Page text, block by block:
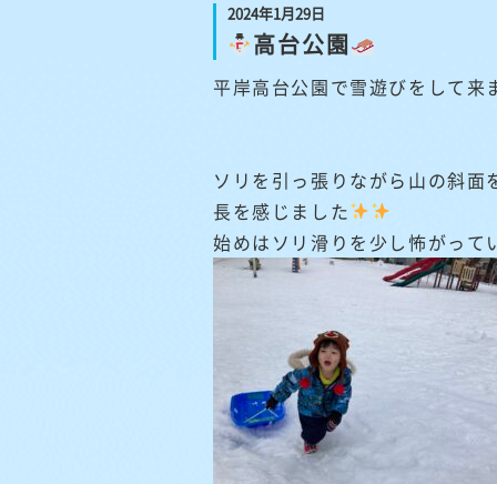
2024年1月29日
高台公園
平岸高台公園で雪遊びをして来
ソリを引っ張りながら山の斜
長を感じました
始めはソリ滑りを少し怖がっ